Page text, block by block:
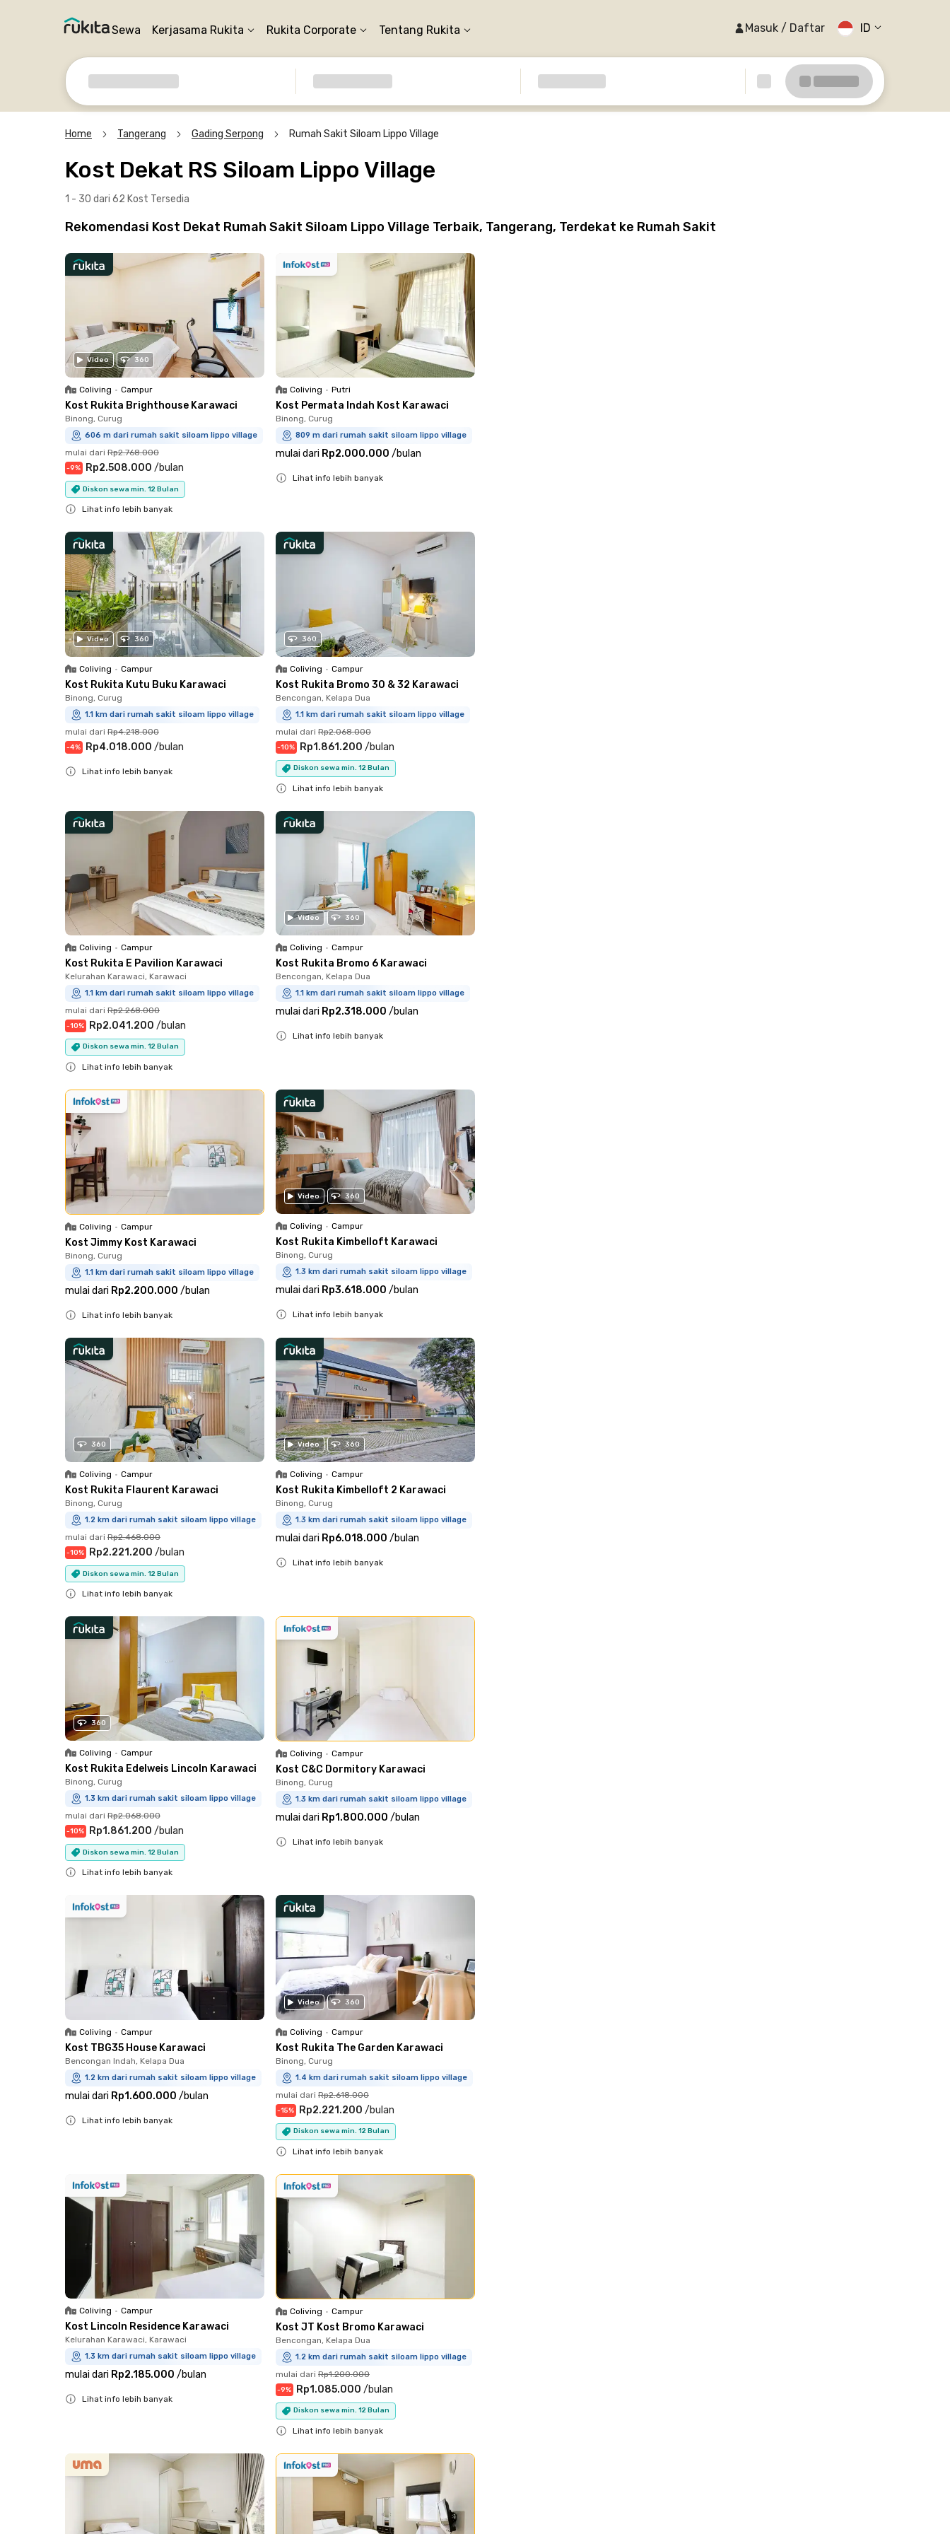
Sewa Kerjasama Rukita Rukita Corporate Tentang Rukita Masuk / Daftar ID
Home Tangerang Gading Serpong Rumah Sakit Siloam Lippo Village
Kost Dekat RS Siloam Lippo Village
1 - 30 dari 62 Kost Tersedia
Rekomendasi Kost Dekat Rumah Sakit Siloam Lippo Village Terbaik, Tangerang, Terdekat ke Rumah Sakit
Video 360
Coliving • Campur
Kost Rukita Brighthouse Karawaci
Binong, Curug
606 m dari rumah sakit siloam lippo village
mulai dari Rp2.768.000
-9% Rp2.508.000 /bulan
Diskon sewa min. 12 Bulan
Lihat info lebih banyak
Coliving • Putri
Kost Permata Indah Kost Karawaci
Binong, Curug
809 m dari rumah sakit siloam lippo village
mulai dari Rp2.000.000 /bulan
Lihat info lebih banyak
Video 360
Coliving • Campur
Kost Rukita Kutu Buku Karawaci
Binong, Curug
1.1 km dari rumah sakit siloam lippo village
mulai dari Rp4.218.000
-4% Rp4.018.000 /bulan
Lihat info lebih banyak
360
Coliving • Campur
Kost Rukita Bromo 30 & 32 Karawaci
Bencongan, Kelapa Dua
1.1 km dari rumah sakit siloam lippo village
mulai dari Rp2.068.000
-10% Rp1.861.200 /bulan
Diskon sewa min. 12 Bulan
Lihat info lebih banyak
Coliving • Campur
Kost Rukita E Pavilion Karawaci
Kelurahan Karawaci, Karawaci
1.1 km dari rumah sakit siloam lippo village
mulai dari Rp2.268.000
-10% Rp2.041.200 /bulan
Diskon sewa min. 12 Bulan
Lihat info lebih banyak
Video 360
Coliving • Campur
Kost Rukita Bromo 6 Karawaci
Bencongan, Kelapa Dua
1.1 km dari rumah sakit siloam lippo village
mulai dari Rp2.318.000 /bulan
Lihat info lebih banyak
Coliving • Campur
Kost Jimmy Kost Karawaci
Binong, Curug
1.1 km dari rumah sakit siloam lippo village
mulai dari Rp2.200.000 /bulan
Lihat info lebih banyak
Video 360
Coliving • Campur
Kost Rukita Kimbelloft Karawaci
Binong, Curug
1.3 km dari rumah sakit siloam lippo village
mulai dari Rp3.618.000 /bulan
Lihat info lebih banyak
360
Coliving • Campur
Kost Rukita Flaurent Karawaci
Binong, Curug
1.2 km dari rumah sakit siloam lippo village
mulai dari Rp2.468.000
-10% Rp2.221.200 /bulan
Diskon sewa min. 12 Bulan
Lihat info lebih banyak
Video 360
Coliving • Campur
Kost Rukita Kimbelloft 2 Karawaci
Binong, Curug
1.3 km dari rumah sakit siloam lippo village
mulai dari Rp6.018.000 /bulan
Lihat info lebih banyak
360
Coliving • Campur
Kost Rukita Edelweis Lincoln Karawaci
Binong, Curug
1.3 km dari rumah sakit siloam lippo village
mulai dari Rp2.068.000
-10% Rp1.861.200 /bulan
Diskon sewa min. 12 Bulan
Lihat info lebih banyak
Coliving • Campur
Kost C&C Dormitory Karawaci
Binong, Curug
1.3 km dari rumah sakit siloam lippo village
mulai dari Rp1.800.000 /bulan
Lihat info lebih banyak
Coliving • Campur
Kost TBG35 House Karawaci
Bencongan Indah, Kelapa Dua
1.2 km dari rumah sakit siloam lippo village
mulai dari Rp1.600.000 /bulan
Lihat info lebih banyak
Video 360
Coliving • Campur
Kost Rukita The Garden Karawaci
Binong, Curug
1.4 km dari rumah sakit siloam lippo village
mulai dari Rp2.618.000
-15% Rp2.221.200 /bulan
Diskon sewa min. 12 Bulan
Lihat info lebih banyak
Coliving • Campur
Kost Lincoln Residence Karawaci
Kelurahan Karawaci, Karawaci
1.3 km dari rumah sakit siloam lippo village
mulai dari Rp2.185.000 /bulan
Lihat info lebih banyak
Coliving • Campur
Kost JT Kost Bromo Karawaci
Bencongan, Kelapa Dua
1.2 km dari rumah sakit siloam lippo village
mulai dari Rp1.200.000
-9% Rp1.085.000 /bulan
Diskon sewa min. 12 Bulan
Lihat info lebih banyak